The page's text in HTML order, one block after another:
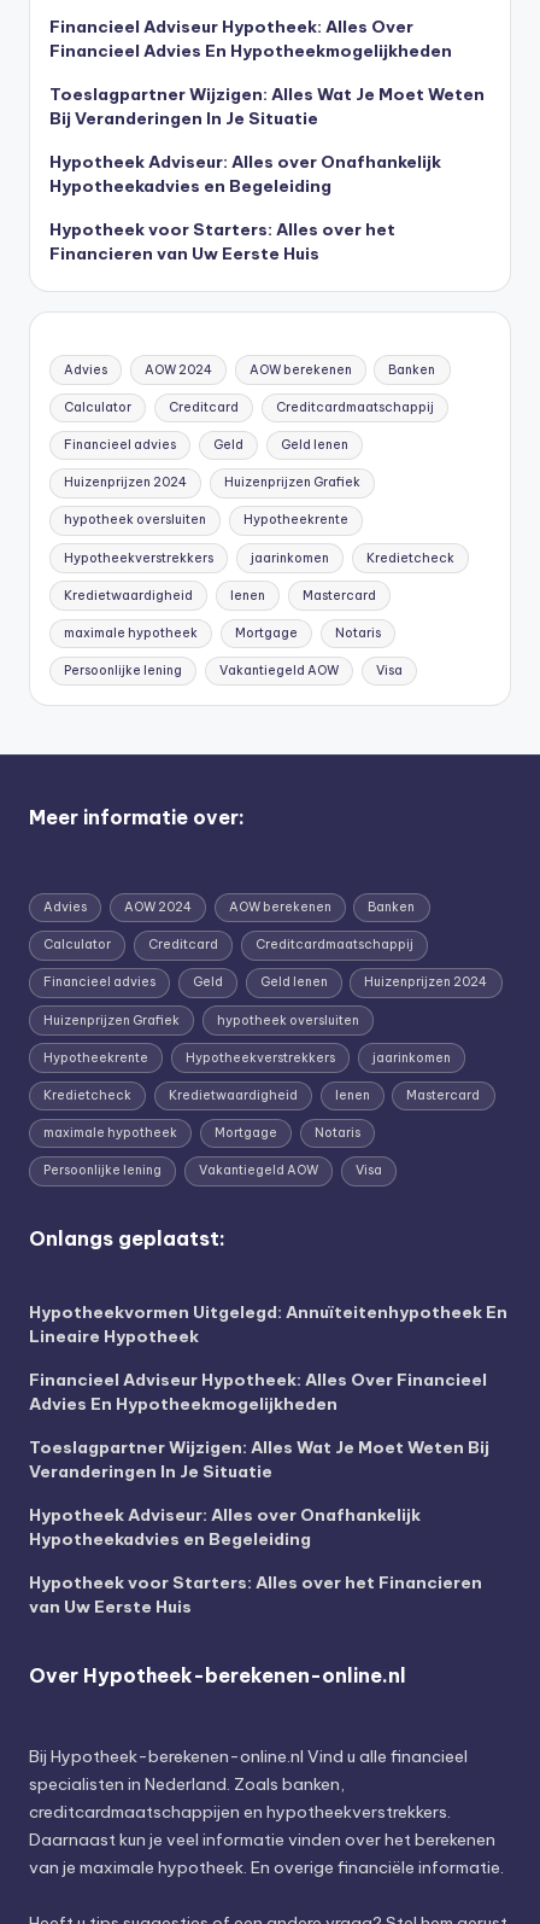
Financieel Adviseur Hypotheek: Alles Over
Financieel Advies En Hypotheekmogelijkheden
Toeslagpartner Wijzigen: Alles Wat Je Moet Weten
Bij Veranderingen In Je Situatie
Hypotheek Adviseur: Alles over Onafhankelijk
Hypotheekadvies en Begeleiding
Hypotheek voor Starters: Alles over het
Financieren van Uw Eerste Huis
Advies AOW 2024 AOW berekenen Banken
Calculator Creditcard Creditcardmaatschappij
Financieel advies Geld Geld lenen
Huizenprijzen 2024 Huizenprijzen Grafiek
hypotheek oversluiten Hypotheekrente
Hypotheekverstrekkers jaarinkomen Kredietcheck
Kredietwaardigheid lenen Mastercard
maximale hypotheek Mortgage Notaris
Persoonlijke lening Vakantiegeld AOW Visa
Meer informatie over:
Advies AOW 2024 AOW berekenen Banken
Calculator Creditcard Creditcardmaatschappij
Financieel advies Geld Geld lenen Huizenprijzen 2024
Huizenprijzen Grafiek hypotheek oversluiten
Hypotheekrente Hypotheekverstrekkers jaarinkomen
Kredietcheck Kredietwaardigheid lenen Mastercard
maximale hypotheek Mortgage Notaris
Persoonlijke lening Vakantiegeld AOW Visa
Onlangs geplaatst:
Hypotheekvormen Uitgelegd: Annuïteitenhypotheek En
Lineaire Hypotheek
Financieel Adviseur Hypotheek: Alles Over Financieel
Advies En Hypotheekmogelijkheden
Toeslagpartner Wijzigen: Alles Wat Je Moet Weten Bij
Veranderingen In Je Situatie
Hypotheek Adviseur: Alles over Onafhankelijk
Hypotheekadvies en Begeleiding
Hypotheek voor Starters: Alles over het Financieren
van Uw Eerste Huis
Over Hypotheek-berekenen-online.nl
Bij Hypotheek-berekenen-online.nl Vind u alle financieel
specialisten in Nederland. Zoals banken,
creditcardmaatschappijen en hypotheekverstrekkers.
Daarnaast kun je veel informatie vinden over het berekenen
van je maximale hypotheek. En overige financiële informatie.